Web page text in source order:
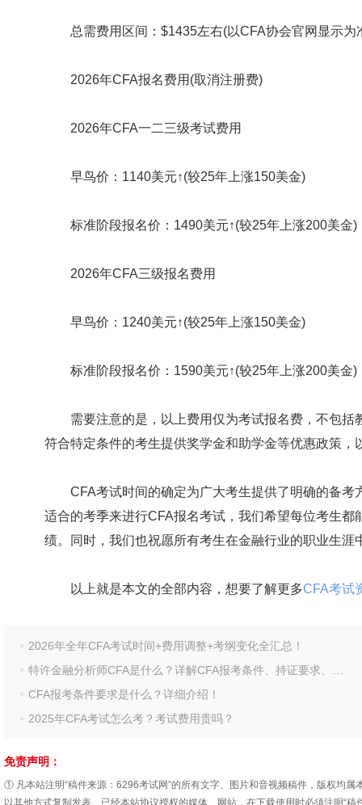
总需费用区间：$1435左右(以CFA协会官网显示为
2026年CFA报名费用(取消注册费)
2026年CFA一二三级考试费用
早鸟价：1140美元↑(较25年上涨150美金)
标准阶段报名价：1490美元↑(较25年上涨200美金)
2026年CFA三级报名费用
早鸟价：1240美元↑(较25年上涨150美金)
标准阶段报名价：1590美元↑(较25年上涨200美金)
需要注意的是，以上费用仅为考试报名费，不包括
符合特定条件的考生提供奖学金和助学金等优惠政策，
CFA考试时间的确定为广大考生提供了明确的备考
适合的考季来进行CFA报名考试，我们希望每位考生
绩。同时，我们也祝愿所有考生在金融行业的职业生涯
以上就是本文的全部内容，想要了解更多CFA考试
2026年全年CFA考试时间+费用调整+考纲变化全汇总！
特许金融分析师CFA是什么？详解CFA报考条件、持证要求、考试内容等从报名到持证全流程！
CFA报考条件要求是什么？详细介绍！
2025年CFA考试怎么考？考试费用贵吗？
免责声明：
① 凡本站注明“稿件来源：6296考试网”的所有文字、图片和音视频稿件，版权均
以其他方式复制发表。已经本站协议授权的媒体、网站，在下载使用时必须注明“